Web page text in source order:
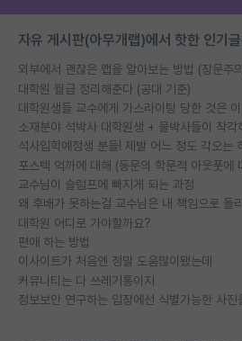
자유 게시판(아무개랩)에서 핫한 인기
외부에서 괜찮은 랩을 알아보는 방법 (장문주
대학원 월급 정리해준다 (공대 기준)
소재분야 석박사 대학원생 + 물박사들이 착각
교수님이 슬럼프에 빠지게 되는 과정
대학원 어디로 가야할까요?
편애 하는 방법
이사이트가 처음엔 정말 도움많이됐는데
커뮤니티는 다 쓰레기통이지